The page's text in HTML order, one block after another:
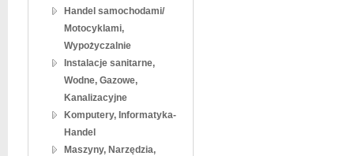
Handel samochodami/
Motocyklami,
Wypożyczalnie
Instalacje sanitarne,
Wodne, Gazowe,
Kanalizacyjne
Komputery, Informatyka-
Handel
Maszyny, Narzędzia,